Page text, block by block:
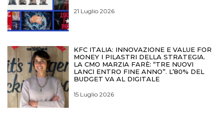
21 Luglio 2026
KFC ITALIA: INNOVAZIONE E VALUE FOR
MONEY I PILASTRI DELLA STRATEGIA.
LA CMO MARZIA FARÈ: “TRE NUOVI
LANCI ENTRO FINE ANNO”. L’80% DEL
BUDGET VA AL DIGITALE
15 Luglio 2026